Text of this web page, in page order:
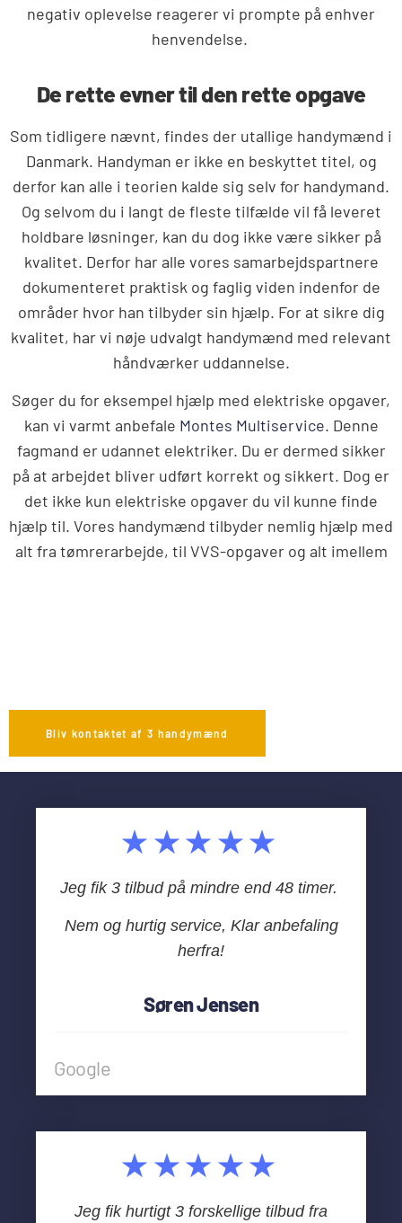
negativ oplevelse reagerer vi prompte på enhver
henvendelse.
De rette evner til den rette opgave
Som tidligere nævnt, findes der utallige handymænd i
Danmark. Handyman er ikke en beskyttet titel, og
derfor kan alle i teorien kalde sig selv for handymand.
Og selvom du i langt de fleste tilfælde vil få leveret
holdbare løsninger, kan du dog ikke være sikker på
kvalitet. Derfor har alle vores samarbejdspartnere
dokumenteret praktisk og faglig viden indenfor de
områder hvor han tilbyder sin hjælp. For at sikre dig
kvalitet, har vi nøje udvalgt handymænd med relevant
håndværker uddannelse.
Søger du for eksempel hjælp med elektriske opgaver,
kan vi varmt anbefale Montes Multiservice. Denne
fagmand er udannet elektriker. Du er dermed sikker
på at arbejdet bliver udført korrekt og sikkert. Dog er
det ikke kun elektriske opgaver du vil kunne finde
hjælp til. Vores handymænd tilbyder nemlig hjælp med
alt fra tømrerarbejde, til VVS-opgaver og alt imellem
Bliv kontaktet af 3 handymænd
★★★★★
Jeg fik 3 tilbud på mindre end 48 timer.
Nem og hurtig service, Klar anbefaling
herfra!
Søren Jensen
Google
★★★★★
Jeg fik hurtigt 3 forskellige tilbud fra